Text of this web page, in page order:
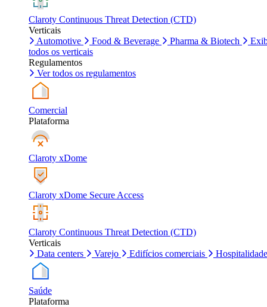
Claroty Continuous Threat Detection (CTD)
Verticais
Automotive
Food & Beverage Pharma & Biotech
todos os verticais
Regulamentos
Ver todos os regulamentos
Comercial
Plataforma
Claroty xDome
Claroty xDome Secure Access
Claroty Continuous Threat Detection (CTD)
Verticais
Data centers
Varejo Edifícios comerciais Hospitalidade
Saúde
Plataforma